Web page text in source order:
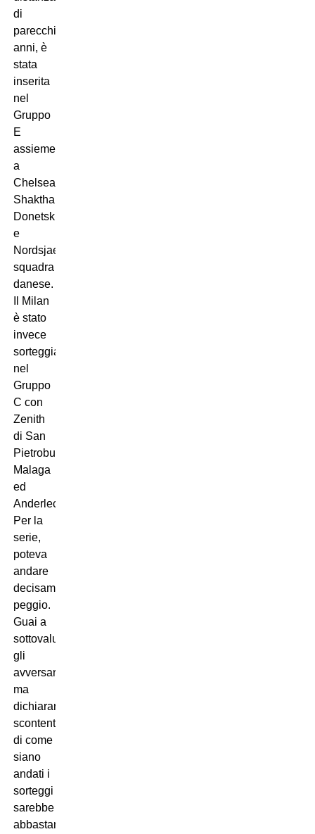
di
parecchi
anni, è
stata
inserita
nel
Gruppo
E
assieme
a
Chelsea,
Shakthar
Donetsk
e
Nordsjaelland,
squadra
danese.
Il Milan
è stato
invece
sorteggiato
nel
Gruppo
C con
Zenith
di San
Pietroburgo,
Malaga
ed
Anderlecht.
Per la
serie,
poteva
andare
decisamente
peggio.
Guai a
sottovalutare
gli
avversari,
ma
dichiararsi
scontenti
di come
siano
andati i
sorteggi
sarebbe
abbastanza